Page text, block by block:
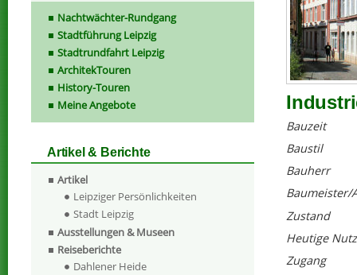
Bauzeit
Baustil
Bauherr
Baumeister/
Zustand
Heutige
Zugang
Nachtwächter-Rundgang
Stadtführung Leipzig
Stadtrundfahrt Leipzig
ArchitekTouren
History-Touren
Meine Angebote
Artikel & Berichte
Artikel
Leipziger Persönlichkeiten
Stadt Leipzig
Ausstellungen & Museen
Reiseberichte
Dahlener Heide